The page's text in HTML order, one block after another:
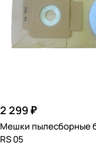
2 299 ₽
Мешки пылесборные
RS 05